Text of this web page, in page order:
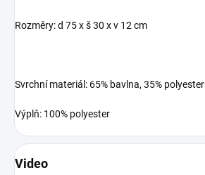
Rozměry: d 75 x š 30 x v 12 cm
Svrchní materiál: 65% bavlna, 35% polyester
Výplň: 100% polyester
Video